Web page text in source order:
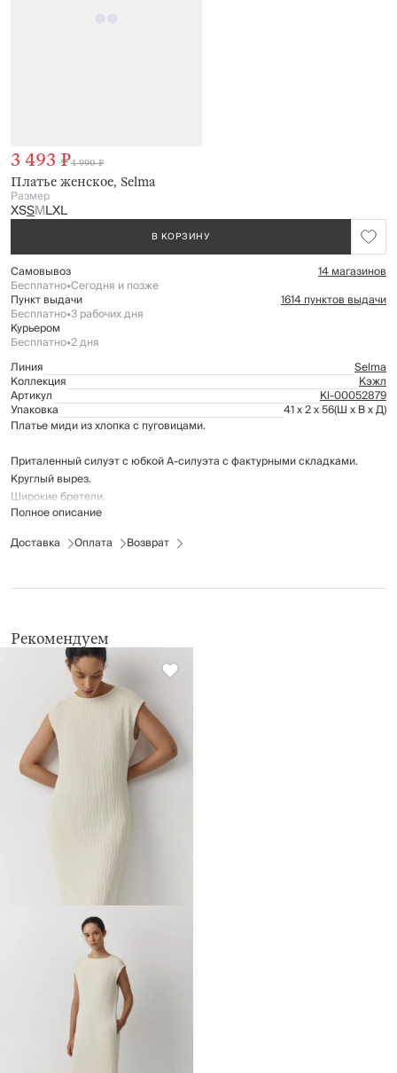
Платье женское, Selma
3 493 ₽4 990 ₽
Размер
XSSMLXL
В КОРЗИНУ
Самовывоз 14 магазинов
Бесплатно•Сегодня и позже
Пункт выдачи 1614 пунктов выдачи
Бесплатно•3 рабочих дня
Курьером
Бесплатно•2 дня
Линия
Selma
Коллекция Кэжл
Артикул Kl-00052879
Упаковка 41 x 2 x 56(Ш x В x Д)
Платье миди из хлопка с пуговицами.
Приталенный силуэт с юбкой А-силуэта с фактурными складками.
Круглый вырез.
Широкие бретели.
Эластичная внутренняя резинка на талии с декоративными сборками.
Фронтальная застежка на пуговицы.
не отбеливать
гладить при низкой температуре (до 110 °С), без пара
химчистка запрещена
барабанная сушка при температуре до 40 °С
Полное описание
Доставка
Оплата Возврат
Рекомендуем